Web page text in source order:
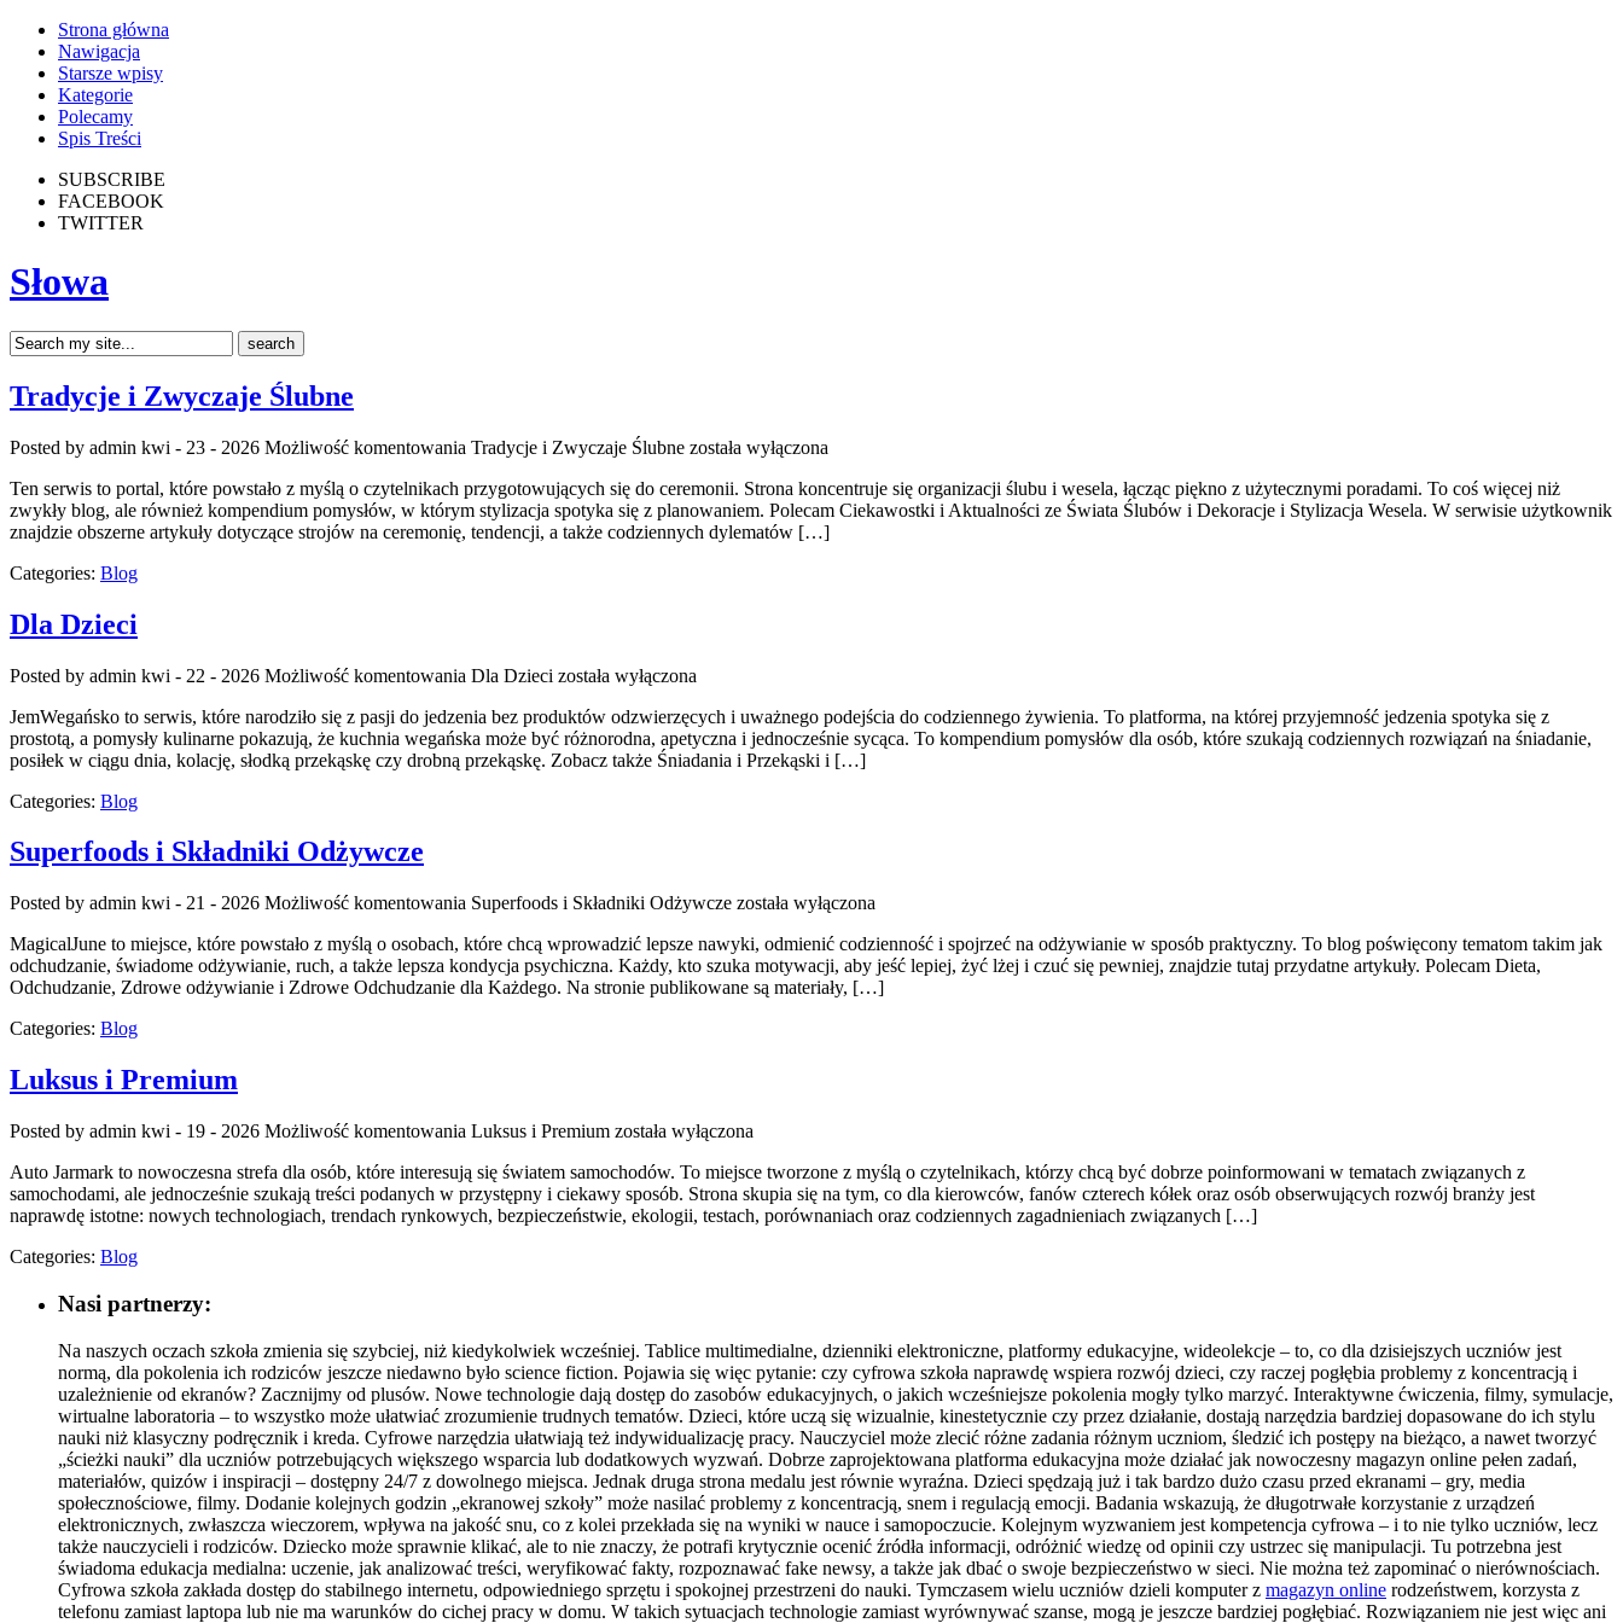
Strona główna
Nawigacja
Starsze wpisy
Kategorie
Polecamy
Spis Treści
SUBSCRIBE
FACEBOOK
TWITTER
Słowa
Tradycje i Zwyczaje Ślubne
Posted by admin kwi - 23 - 2026 Możliwość komentowania Tradycje i Zwyczaje Ślubne została wyłączona
Ten serwis to portal, które powstało z myślą o czytelnikach przygotowujących się do ceremonii. Strona koncentruje się organizacji ślubu i wesela, łącząc piękno z użytecznymi poradami. To coś więcej niż
zwykły blog, ale również kompendium pomysłów, w którym stylizacja spotyka się z planowaniem. Polecam Ciekawostki i Aktualności ze Świata Ślubów i Dekoracje i Stylizacja Wesela. W serwisie użytkownik
znajdzie obszerne artykuły dotyczące strojów na ceremonię, tendencji, a także codziennych dylematów […]
Categories: Blog
Dla Dzieci
Posted by admin kwi - 22 - 2026 Możliwość komentowania Dla Dzieci została wyłączona
JemWegańsko to serwis, które narodziło się z pasji do jedzenia bez produktów odzwierzęcych i uważnego podejścia do codziennego żywienia. To platforma, na której przyjemność jedzenia spotyka się z
prostotą, a pomysły kulinarne pokazują, że kuchnia wegańska może być różnorodna, apetyczna i jednocześnie sycąca. To kompendium pomysłów dla osób, które szukają codziennych rozwiązań na śniadanie,
posiłek w ciągu dnia, kolację, słodką przekąskę czy drobną przekąskę. Zobacz także Śniadania i Przekąski i […]
Categories: Blog
Superfoods i Składniki Odżywcze
Posted by admin kwi - 21 - 2026 Możliwość komentowania Superfoods i Składniki Odżywcze została wyłączona
MagicalJune to miejsce, które powstało z myślą o osobach, które chcą wprowadzić lepsze nawyki, odmienić codzienność i spojrzeć na odżywianie w sposób praktyczny. To blog poświęcony tematom takim jak
odchudzanie, świadome odżywianie, ruch, a także lepsza kondycja psychiczna. Każdy, kto szuka motywacji, aby jeść lepiej, żyć lżej i czuć się pewniej, znajdzie tutaj przydatne artykuły. Polecam Dieta,
Odchudzanie, Zdrowe odżywianie i Zdrowe Odchudzanie dla Każdego. Na stronie publikowane są materiały, […]
Categories: Blog
Luksus i Premium
Posted by admin kwi - 19 - 2026 Możliwość komentowania Luksus i Premium została wyłączona
Auto Jarmark to nowoczesna strefa dla osób, które interesują się światem samochodów. To miejsce tworzone z myślą o czytelnikach, którzy chcą być dobrze poinformowani w tematach związanych z
samochodami, ale jednocześnie szukają treści podanych w przystępny i ciekawy sposób. Strona skupia się na tym, co dla kierowców, fanów czterech kółek oraz osób obserwujących rozwój branży jest
naprawdę istotne: nowych technologiach, trendach rynkowych, bezpieczeństwie, ekologii, testach, porównaniach oraz codziennych zagadnieniach związanych […]
Categories: Blog
Nasi partnerzy:
Na naszych oczach szkoła zmienia się szybciej, niż kiedykolwiek wcześniej. Tablice multimedialne, dzienniki elektroniczne, platformy edukacyjne, wideolekcje – to, co dla dzisiejszych uczniów jest
normą, dla pokolenia ich rodziców jeszcze niedawno było science fiction. Pojawia się więc pytanie: czy cyfrowa szkoła naprawdę wspiera rozwój dzieci, czy raczej pogłębia problemy z koncentracją i
uzależnienie od ekranów? Zacznijmy od plusów. Nowe technologie dają dostęp do zasobów edukacyjnych, o jakich wcześniejsze pokolenia mogły tylko marzyć. Interaktywne ćwiczenia, filmy, symulacje,
wirtualne laboratoria – to wszystko może ułatwiać zrozumienie trudnych tematów. Dzieci, które uczą się wizualnie, kinestetycznie czy przez działanie, dostają narzędzia bardziej dopasowane do ich stylu
nauki niż klasyczny podręcznik i kreda. Cyfrowe narzędzia ułatwiają też indywidualizację pracy. Nauczyciel może zlecić różne zadania różnym uczniom, śledzić ich postępy na bieżąco, a nawet tworzyć
„ścieżki nauki” dla uczniów potrzebujących większego wsparcia lub dodatkowych wyzwań. Dobrze zaprojektowana platforma edukacyjna może działać jak nowoczesny magazyn online pełen zadań,
materiałów, quizów i inspiracji – dostępny 24/7 z dowolnego miejsca. Jednak druga strona medalu jest równie wyraźna. Dzieci spędzają już i tak bardzo dużo czasu przed ekranami – gry, media
społecznościowe, filmy. Dodanie kolejnych godzin „ekranowej szkoły” może nasilać problemy z koncentracją, snem i regulacją emocji. Badania wskazują, że długotrwałe korzystanie z urządzeń
elektronicznych, zwłaszcza wieczorem, wpływa na jakość snu, co z kolei przekłada się na wyniki w nauce i samopoczucie. Kolejnym wyzwaniem jest kompetencja cyfrowa – i to nie tylko uczniów, lecz
także nauczycieli i rodziców. Dziecko może sprawnie klikać, ale to nie znaczy, że potrafi krytycznie ocenić źródła informacji, odróżnić wiedzę od opinii czy ustrzec się manipulacji. Tu potrzebna jest
świadoma edukacja medialna: uczenie, jak analizować treści, weryfikować fakty, rozpoznawać fake newsy, a także jak dbać o swoje bezpieczeństwo w sieci. Nie można też zapominać o nierównościach.
Cyfrowa szkoła zakłada dostęp do stabilnego internetu, odpowiedniego sprzętu i spokojnej przestrzeni do nauki. Tymczasem wielu uczniów dzieli komputer z magazyn online rodzeństwem, korzysta z
telefonu zamiast laptopa lub nie ma warunków do cichej pracy w domu. W takich sytuacjach technologie zamiast wyrównywać szanse, mogą je jeszcze bardziej pogłębiać. Rozwiązaniem nie jest więc ani